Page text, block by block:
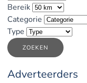
Bereik
Categorie
Type
ZOEKEN
Adverteerders